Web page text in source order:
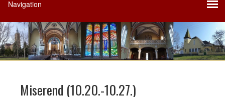
Miserend (10.20.-10.27.)